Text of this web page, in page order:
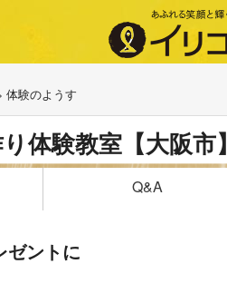
体験のようす
体験教室【大阪市】
Q&A
ゼントに